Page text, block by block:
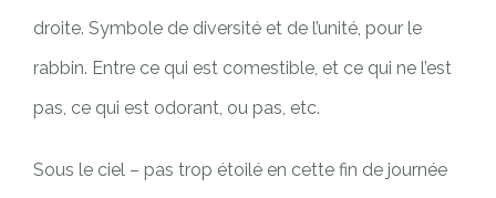
droite. Symbole de diversité et de l’unité, pour le
rabbin. Entre ce qui est comestible, et ce qui ne l’est
pas, ce qui est odorant, ou pas, etc.
Sous le ciel – pas trop étoilé en cette fin de journée